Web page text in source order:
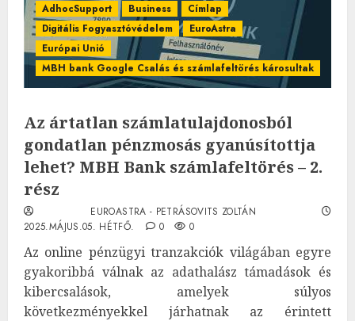
AdhocSupport Business
Címlap
Digitális Fogyasztóvédelem
EuroAstra
Európai Unió
MBH bank Google Csalás és számlafeltörés károsultak
Az ártatlan számlatulajdonosból
gondatlan pénzmosás gyanúsítottja
lehet? MBH Bank számlafeltörés – 2.
rész
EUROASTRA - PETRÁSOVITS ZOLTÁN
2025.MÁJUS.05. HÉTFŐ.
0 0
Az online pénzügyi tranzakciók világában egyre
gyakoribbá válnak az adathalász támadások és
kibercsalások, amelyek súlyos
következményekkel járhatnak az érintett